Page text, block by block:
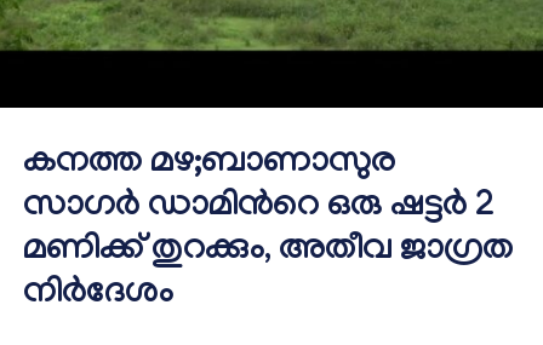
കനത്ത മഴ;ബാണാസുര
സാഗർ ഡാമിന്‍റെ ഒരു ഷട്ടർ 2
മണിക്ക് തുറക്കും, അതീവ ജാഗ്രത
നിർദേശം